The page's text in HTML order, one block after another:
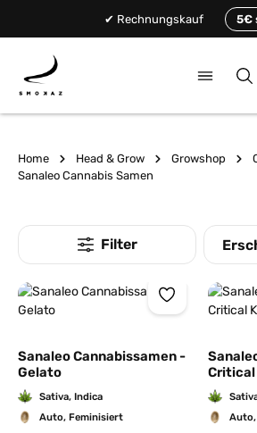
✔ Rechnungskauf 5€
Home Head & Grow Growshop
Sanaleo Cannabis Samen
Sanaleo Cannabissamen -
Gelato
Sativa, Indica
Auto, Feminisiert
Critical